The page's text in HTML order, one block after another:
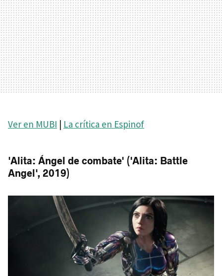
Ver en MUBI | La crítica en Espinof
'Alita: Ángel de combate' ('Alita: Battle
Angel', 2019)